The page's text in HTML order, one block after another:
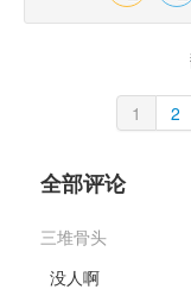
1 2
全部评论
三堆骨头
没人啊